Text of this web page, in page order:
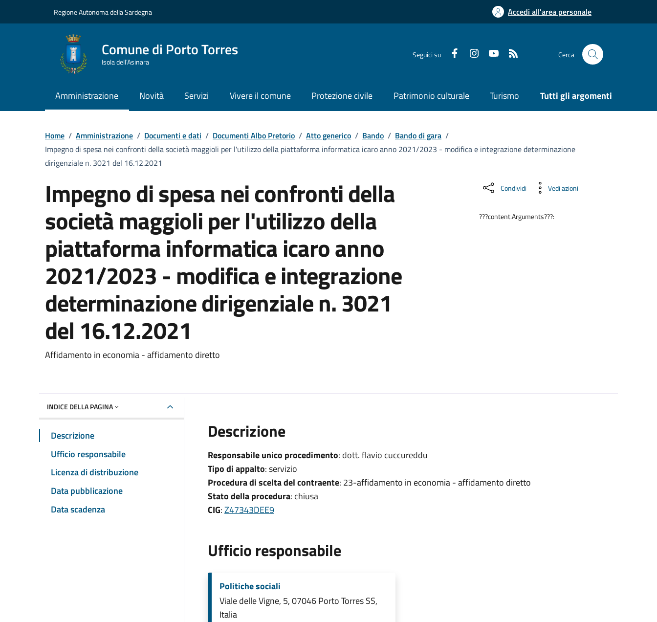
Regione Autonoma della Sardegna Accedi all'area personale
Comune di Porto Torres
Isola dell’Asinara
Seguici su Cerca
Amministrazione Novità Servizi Vivere il comune Protezione civile Patrimonio culturale Turismo Tutti gli argomenti
Home / Amministrazione / Documenti e dati / Documenti Albo Pretorio / Atto generico / Bando / Bando di gara /
Impegno di spesa nei confronti della società maggioli per l'utilizzo della piattaforma informatica icaro anno 2021/2023 - modifica e integrazione determinazione
dirigenziale n. 3021 del 16.12.2021
Impegno di spesa nei confronti della
società maggioli per l'utilizzo della
piattaforma informatica icaro anno
2021/2023 - modifica e integrazione
determinazione dirigenziale n. 3021
del 16.12.2021
Dettaglio del documento
Affidamento in economia - affidamento diretto
Condividi Vedi azioni
???content.Arguments???:
INDICE DELLA PAGINA
Descrizione
Ufficio responsabile
Licenza di distribuzione
Data pubblicazione
Data scadenza
Descrizione
Responsabile unico procedimento: dott. flavio cuccureddu
Tipo di appalto: servizio
Procedura di scelta del contraente: 23-affidamento in economia - affidamento diretto
Stato della procedura: chiusa
CIG:Z47343DEE9
Ufficio responsabile
Politiche sociali
Viale delle Vigne, 5, 07046 Porto Torres SS,
Italia